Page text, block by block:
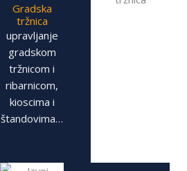
Gradska
tržnica
upravljanje
gradskom
tržnicom i
ribarnicom,
kioscima i
štandovima…